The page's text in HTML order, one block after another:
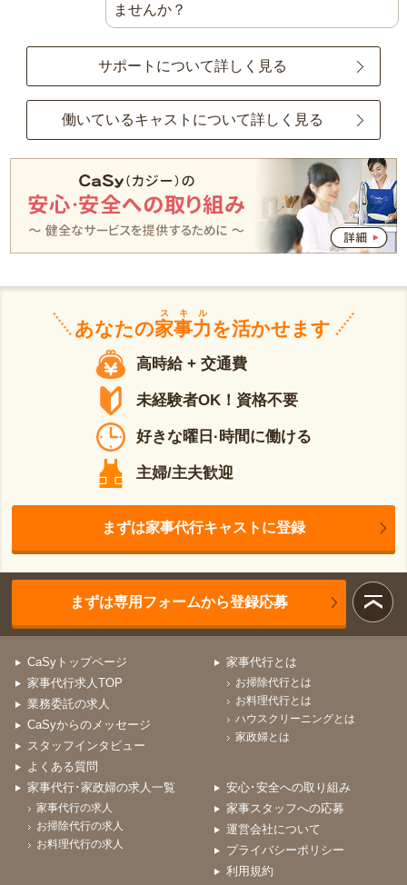
ませんか？
サポートについて詳しく見る
働いているキャストについて詳しく見る
あなたの家事力
スキル
を活かせます
高時給 + 交通費
未経験者OK！資格不要
好きな曜日·時間に働ける
主婦/主夫歓迎
まずは家事代行キャストに登録
まずは専用フォームから登録応募
CaSyトップページ
家事代行求人TOP
業務委託の求人
CaSyからのメッセージ
スタッフインタビュー
よくある質問
家事代行とは
お掃除代行とは
お料理代行とは
ハウスクリーニングとは
家政婦とは
家事代行･家政婦の求人一覧
家事代行の求人
お掃除代行の求人
お料理代行の求人
安心･安全への取り組み
家事スタッフへの応募
運営会社について
プライバシーポリシー
利用規約